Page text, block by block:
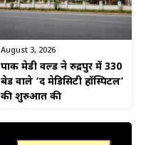
August 3, 2026
पार्क मेडी वर्ल्ड ने रुद्रपुर में 330
बेड वाले ‘द मेडिसिटी हॉस्पिटल’
की शुरुआत की